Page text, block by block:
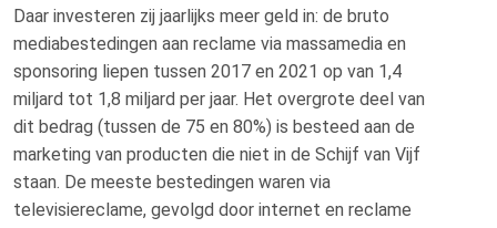
Daar investeren zij jaarlijks meer geld in: de bruto
mediabestedingen aan reclame via massamedia en
sponsoring liepen tussen 2017 en 2021 op van 1,4
miljard tot 1,8 miljard per jaar. Het overgrote deel van
dit bedrag (tussen de 75 en 80%) is besteed aan de
marketing van producten die niet in de Schijf van Vijf
staan. De meeste bestedingen waren via
televisiereclame, gevolgd door internet en reclame